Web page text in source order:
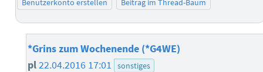
Benutzerkonto erstellen
Beitrag im Thread-Baum
*Grins zum Wochenende (*G4WE)
pl22.04.2016 17:01 sonstiges